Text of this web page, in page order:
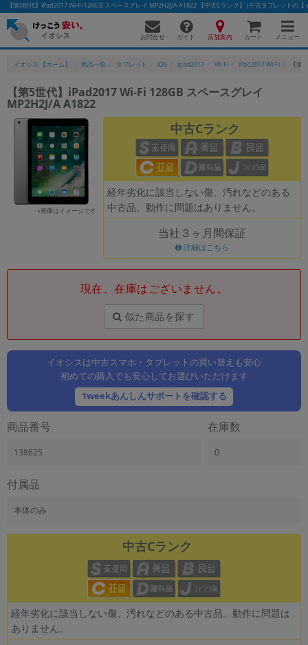
【第5世代】iPad2017 Wi-Fi 128GB スペースグレイ MP2H2J/A A1822 【中古Cランク】|中古タブレットの【
お問合せ ガイド 店舗案内 カート メニュー
イオシス 【ホーム】 商品一覧 タブレット iOS ipad2017 Wi-Fi iPad2017 Wi-Fi 【第
【第5世代】iPad2017 Wi-Fi 128GB スペースグレイ
MP2H2J/A A1822
※画像はイメージです
中古Cランク
経年劣化に該当しない傷、汚れなどのある
中古品。動作に問題はありません。
当社３ヶ月間保証
詳細はこちら
現在、在庫はございません。
似た商品を探す
イオシスは中古スマホ・タブレットの買い替えも安心
初めての購入でも安心してお選びいただけます
1weekあんしんサポートを確認する
商品番号
138625
在庫数
0
付属品
本体のみ
中古Cランク
経年劣化に該当しない傷、汚れなどのある中古品。動作に問題は
ありません。
かんたんパソコン検索に切り替える
フリーワード
除外ワード
人気の検索ワード： Let's note EliteBookMacBook
「スマートフォン」「タブレット」など
製造、販売メーカーの絞り込み
「Apple」「SONY」「SHARP」など
商品の搭載機能による絞り込み
ドライブ
ドライブの絞り込み
ランク
商品状態の絞り込み
メモリ